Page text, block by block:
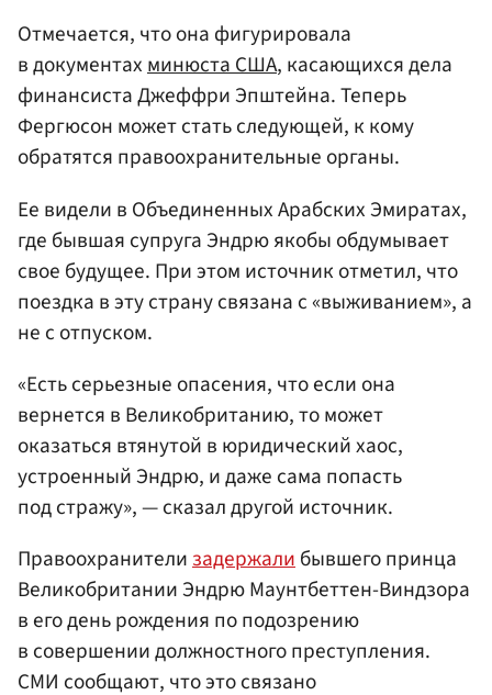
Отмечается, что она фигурировала
в документахминюста США, касающихся дела
финансиста Джеффри Эпштейна. Теперь
Фергюсон может стать следующей, к кому
обратятся правоохранительные органы.
Ее видели в Объединенных Арабских Эмиратах,
где бывшая супруга Эндрю якобы обдумывает
свое будущее. При этом источник отметил, что
поездка в эту страну связана с «выживанием», а
не с отпуском.
«Есть серьезные опасения, что если она
вернется в Великобританию, то может
оказаться втянутой в юридический хаос,
устроенный Эндрю, и даже сама попасть
под стражу», — сказал другой источник.
Правоохранителизадержалибывшего принца
Великобритании Эндрю Маунтбеттен-Виндзора
в его день рождения по подозрению
в совершении должностного преступления.
СМИ сообщают, что это связано